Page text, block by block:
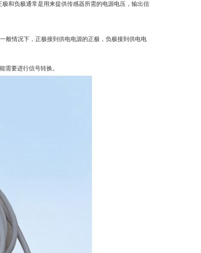
和负极通常是用来提供传感器所需的电源电压，输出信
般情况下，正极接到供电电源的正极，负极接到供电电
需要进行信号转换。